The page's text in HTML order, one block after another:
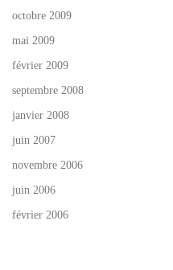
octobre 2009
mai 2009
février 2009
septembre 2008
janvier 2008
juin 2007
novembre 2006
juin 2006
février 2006